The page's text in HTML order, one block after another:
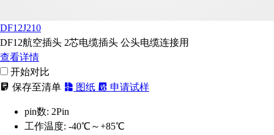
DF12J210
DF12航空插头 2芯电缆插头 公头电缆连接用
查看详情
开始对比
保存至清单
图纸 申请试样
pin数: 2Pin
工作温度: -40℃～+85℃